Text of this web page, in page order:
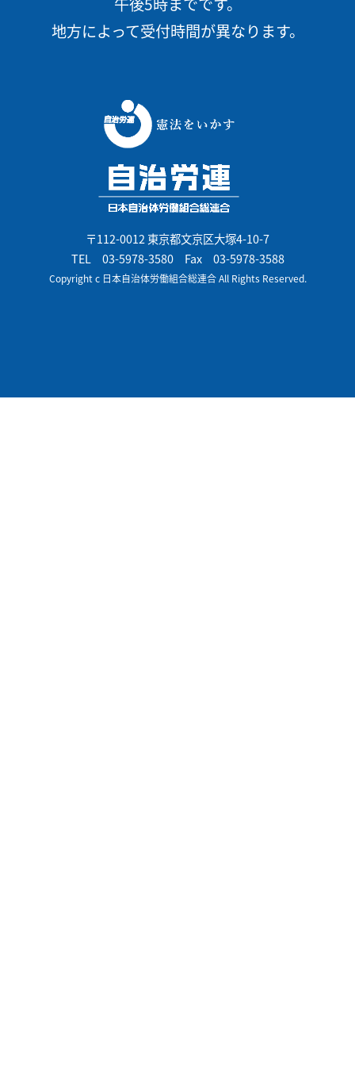
地方によって受付時間が異なります。
〒112-0012 東京都文京区大塚4-10-7
TEL 03-5978-3580Fax 03-5978-3588
Copyright c 日本自治体労働組合総連合 All Rights Reserved.